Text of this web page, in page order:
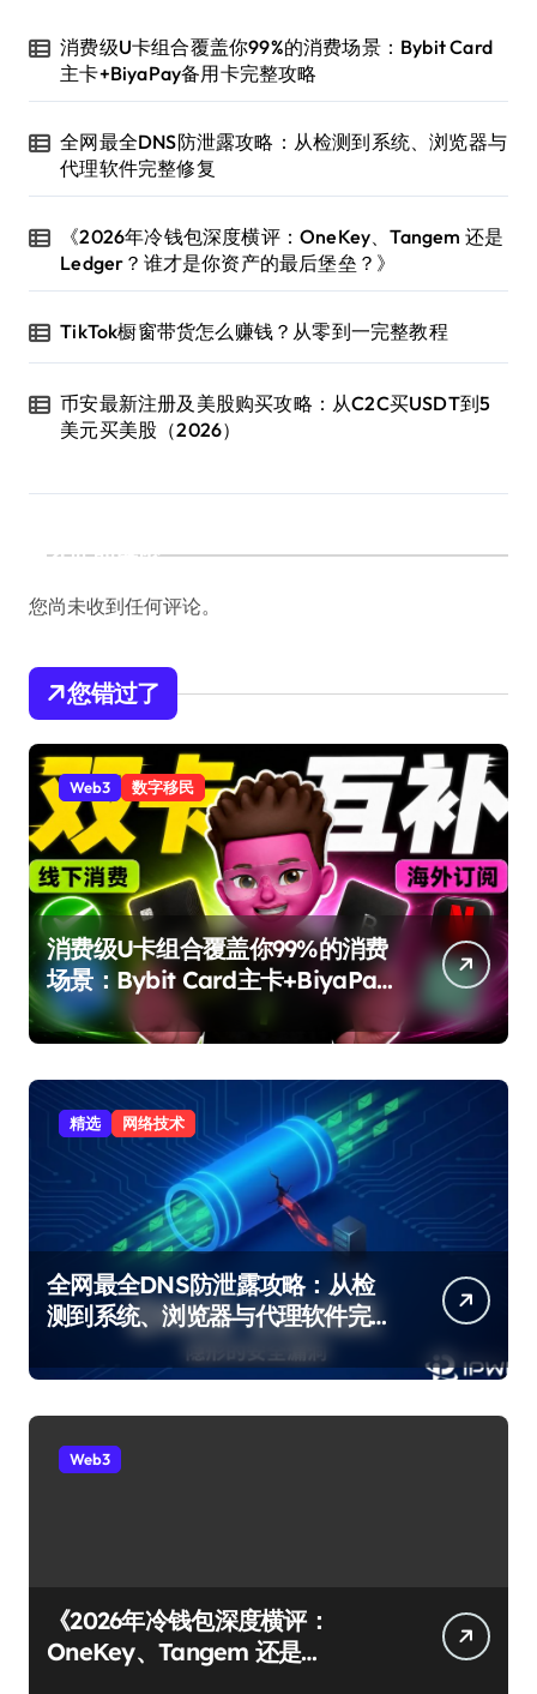
消费级U卡组合覆盖你99%的消费场景：Bybit Card
主卡+BiyaPay备用卡完整攻略
全网最全DNS防泄露攻略：从检测到系统、浏览器与
代理软件完整修复
《2026年冷钱包深度横评：OneKey、Tangem 还是
Ledger？谁才是你资产的最后堡垒？》
TikTok橱窗带货怎么赚钱？从零到一完整教程
币安最新注册及美股购买攻略：从C2C买USDT到5
美元买美股（2026）
近期评论
您尚未收到任何评论。
您错过了
Web3 数字移民
消费级U卡组合覆盖你99%的消费
场景：Bybit Card主卡+BiyaPay
备用卡完整攻略
精选 网络技术
全网最全DNS防泄露攻略：从检
测到系统、浏览器与代理软件完
Web3
《2026年冷钱包深度横评：
OneKey、Tangem 还是